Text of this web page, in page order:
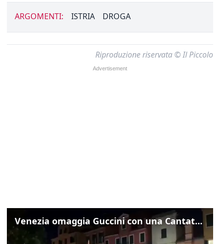
ARGOMENTI: ISTRIA DROGA
Riproduzione riservata © Il Piccolo
Venezia omaggia Guccini con una Cantata Anarchica in campo Santa Margherita